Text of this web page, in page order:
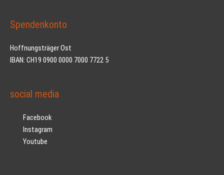
Spendenkonto
Hoffnungsträger Ost
IBAN: CH19 0900 0000 7000 7722 5
social media
Facebook
Instagram
Youtube